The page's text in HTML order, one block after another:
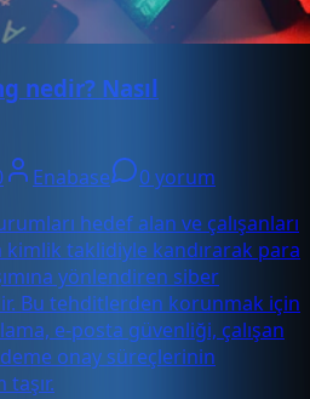
nedir? Nasıl
Enabase
0 yorum
hedef alan ve çalışanları
kimlik taklidiyle kandırarak para
yönlendiren siber
Bu tehditlerden korunmak için
e-posta güvenliği, çalışan
onay süreçlerinin
taşır.